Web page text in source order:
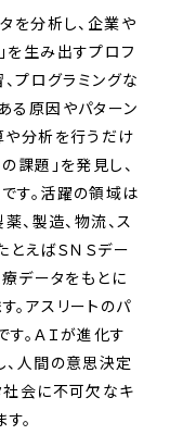
を分析し、企業や
を生み出すプロフ
プログラミングな
る原因やパターン
や分析を行うだけ
課題」を発見し、
す。活躍の領域は
、製造、物流、ス
とえばＳＮＳデー
療データをもとに
。アスリートのパ
。ＡＩが進化す
、人間の意思決定
社会に不可欠なキ
。